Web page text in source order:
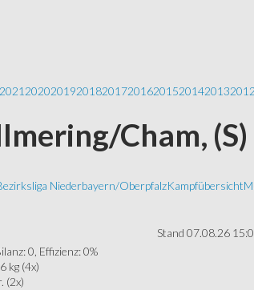
2021 202020192018201720162015201420132012
Cham,
Niederbayern/OberpfalzKampfübersicht
Stand 07.08.26
0, Effizienz: 0%
kg (4x)
(2x)